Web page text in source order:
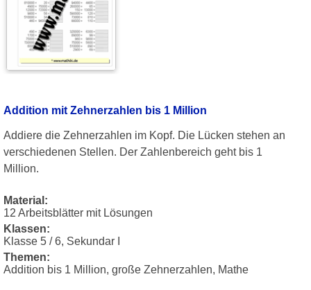
Addition mit Zehnerzahlen bis 1 Million
Addiere die Zehnerzahlen im Kopf. Die Lücken stehen an
verschiedenen Stellen. Der Zahlenbereich geht bis 1
Million.
Material:
12 Arbeitsblätter mit Lösungen
Klassen:
Klasse 5 / 6, Sekundar I
Themen:
Addition bis 1 Million, große Zehnerzahlen, Mathe